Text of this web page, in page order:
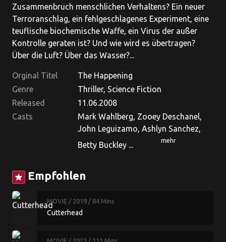
Zusammenbruch menschlichen Verhaltens? Ein neuer
Terroranschlag, ein fehlgeschlagenes Experiment, eine
teuflische biochemische Waffe, ein Virus der außer
Kontrolle geraten ist? Und wie wird es übertragen?
Über die Luft? Über das Wasser?...
Orginal Titel
The Happening
Genre
Thriller, Science Fiction
Released
11.06.2008
Casts
Mark Wahlberg, Zooey Deschanel,
John Leguizamo, Ashlyn Sanchez,
Betty Buckley ...
mehr
star Empfohlen
MOVIE / 2019 / 84 Mins
Cutterhead